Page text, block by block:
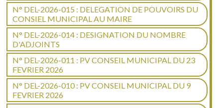
N° DEL-2026-015 : DELEGATION DE POUVOIRS DU
CONSIEL MUNICIPAL AU MAIRE
N° DEL-2026-014 : DESIGNATION DU NOMBRE
D'ADJOINTS
N° DEL-2026-011 : PV CONSEIL MUNICIPAL DU 23
FEVRIER 2026
N° DEL-2026-010 : PV CONSEIL MUNICIPAL DU 9
FEVRIER 2026